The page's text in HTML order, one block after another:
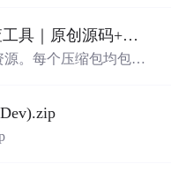
者/ISBN），每本书
自动判断是否逾期
图像种子版本复现发布检查工具｜原创源码+测试+离线报告
。每个压缩包均包含
能清单、MIT License
运行，零第三方运行